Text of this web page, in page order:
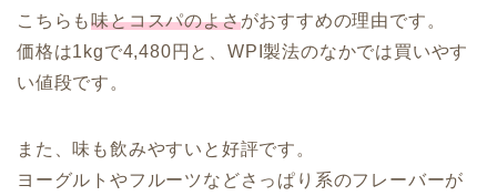
こちらも味とコスパのよさがおすすめの理由です。
価格は1kgで4,480円と、WPI製法のなかでは買いやす
い値段です。
また、味も飲みやすいと好評です。
ヨーグルトやフルーツなどさっぱり系のフレーバーが